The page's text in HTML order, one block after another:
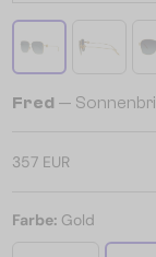
Fred —
357 EUR
Farbe: Gold